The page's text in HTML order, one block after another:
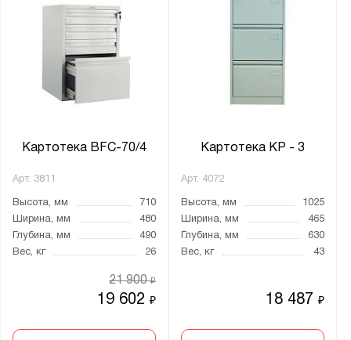
Картотека BFC-70/4
Арт. 3811
Высота, мм
710
Ширина, мм
480
Глубина, мм
490
Вес, кг
26
19 602₽
21 900₽
Картотека KP - 3
Арт. 4072
Высота, мм
1025
Ширина, мм
465
Глубина, мм
630
Вес, кг
43
18 487₽